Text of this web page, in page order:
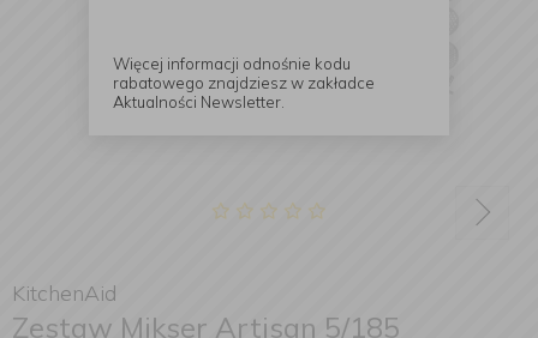
KitchenAid
Zestaw Mikser Artisan 5/185
Więcej informacji odnośnie kodu
rabatowego znajdziesz w zakładce
Aktualności Newsletter.